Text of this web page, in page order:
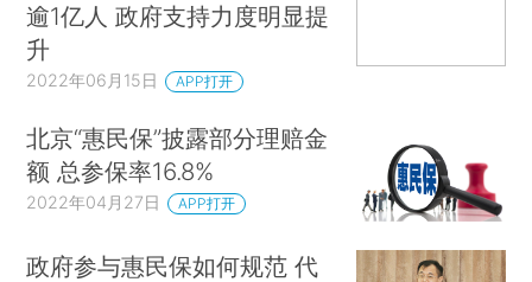
逾1亿人 政府支持力度明显提
升
2022年06月15日 APP打开
北京“惠民保”披露部分理赔金
额 总参保率16.8%
2022年04月27日 APP打开
政府参与惠民保如何规范 代